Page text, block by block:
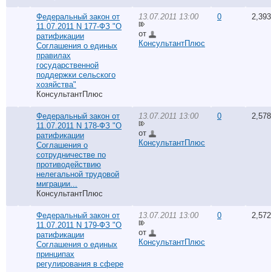
Федеральный закон от
11.07.2011 N 177-ФЗ "О
ратификации
Соглашения о единых
правилах
государственной
поддержки сельского
хозяйства"
КонсультантПлюс
13.07.2011 13:00
от
КонсультантПлюс
0 2,393
Федеральный закон от
11.07.2011 N 178-ФЗ "О
ратификации
Соглашения о
сотрудничестве по
противодействию
нелегальной трудовой
миграции...
КонсультантПлюс
13.07.2011 13:00
от
КонсультантПлюс
0 2,578
Федеральный закон от
11.07.2011 N 179-ФЗ "О
ратификации
Соглашения о единых
принципах
регулирования в сфере
13.07.2011 13:00
от
КонсультантПлюс
0 2,572